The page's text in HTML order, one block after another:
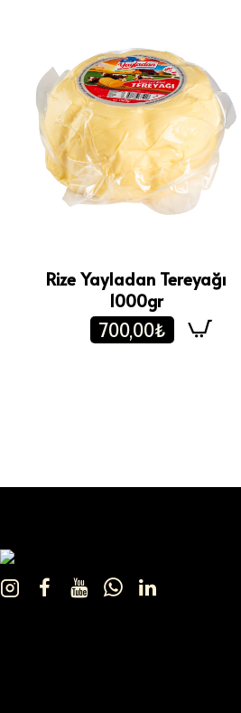
Rize Yayladan Tereyağı
1000gr
700,00₺